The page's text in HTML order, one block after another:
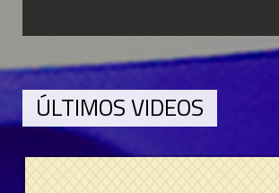
ÚLTIMOS VIDEOS